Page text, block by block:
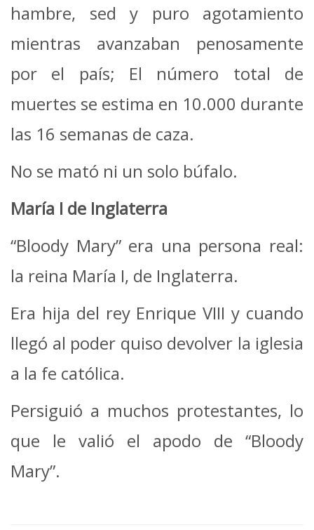
hambre, sed y puro agotamiento
mientras avanzaban penosamente
por el país; El número total de
muertes se estima en 10.000 durante
las 16 semanas de caza.
No se mató ni un solo búfalo.
María I de Inglaterra
“Bloody Mary” era una persona real:
la reina María I, de Inglaterra.
Era hija del rey Enrique VIII y cuando
llegó al poder quiso devolver la iglesia
a la fe católica.
Persiguió a muchos protestantes, lo
que le valió el apodo de “Bloody
Mary”.